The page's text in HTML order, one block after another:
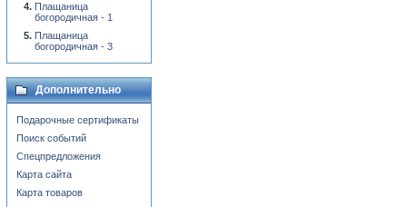
Плащаница
богородичная - 1
Плащаница
богородичная - 3
Дополнительно
Подарочные сертификаты
Поиск событий
Спецпредложения
Карта сайта
Карта товаров